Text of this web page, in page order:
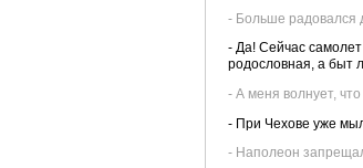
- Больше радовался
- Да! Сейчас
родословная, а быт
- А меня волнует,
- При Чехове уже
- Наполеон